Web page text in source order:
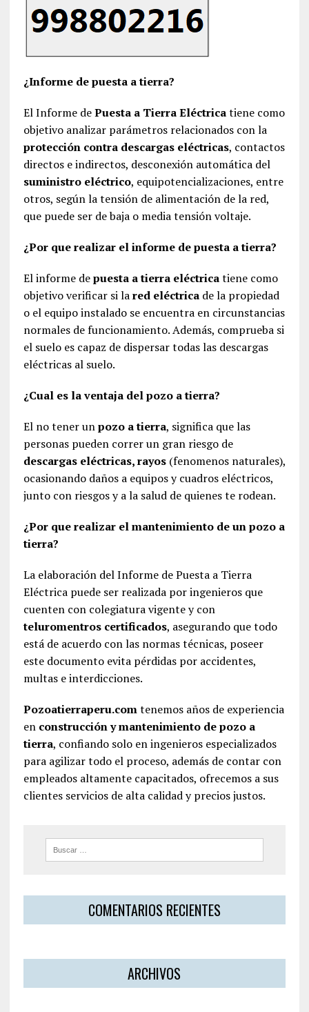
¿Informe de puesta a tierra?
El Informe dePuesta a Tierra Eléctricatiene como
objetivo analizar parámetros relacionados con la
protección contra descargas eléctricas, contactos
directos e indirectos, desconexión automática del
suministro eléctrico, equipotencializaciones, entre
otros, según la tensión de alimentación de la red,
que puede ser de baja o media tensión voltaje.
¿Por que realizar el informe de puesta a tierra?
El informe depuesta a tierra eléctricatiene como
objetivo verificar si lared eléctricade la propiedad
o el equipo instalado se encuentra en circunstancias
normales de funcionamiento. Además, comprueba si
el suelo es capaz de dispersar todas las descargas
eléctricas al suelo.
¿Cual es la ventaja del pozo a tierra?
El no tener unpozo a tierra, significa que las
personas pueden correr un gran riesgo de
descargas eléctricas, rayos(fenomenos naturales),
ocasionando daños a equipos y cuadros eléctricos,
junto con riesgos y a la salud de quienes te rodean.
¿Por que realizar el mantenimiento de un pozo a
tierra?
La elaboración del Informe de Puesta a Tierra
Eléctrica puede ser realizada por ingenieros que
cuenten con colegiatura vigente y con
teluromentros certificados, asegurando que todo
está de acuerdo con las normas técnicas, poseer
este documento evita pérdidas por accidentes,
multas e interdicciones.
Pozoatierraperu.comtenemos años de experiencia
en construcción y mantenimiento de pozo a
tierra, confiando solo en ingenieros especializados
para agilizar todo el proceso, además de contar con
empleados altamente capacitados, ofrecemos a sus
clientes servicios de alta calidad y precios justos.
COMENTARIOS RECIENTES
ARCHIVOS